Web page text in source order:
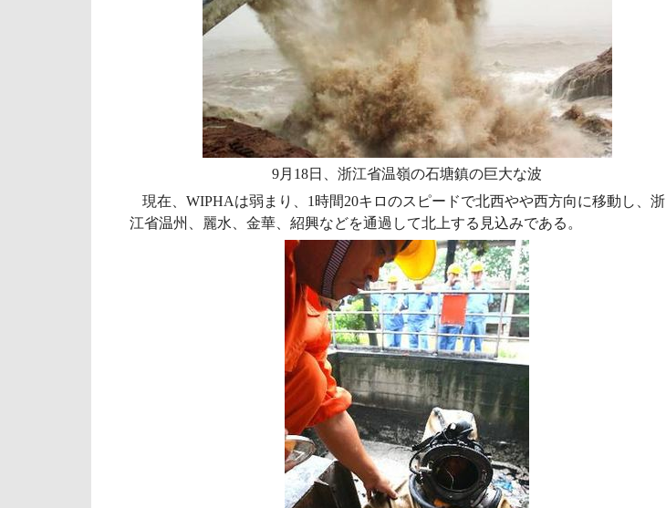
9月18日、浙江省温嶺の石塘鎮の巨大な波
現在、WIPHAは弱まり、1時間20キロのスピードで北西やや西方向に移動し、浙
江省温州、麗水、金華、紹興などを通過して北上する見込みである。